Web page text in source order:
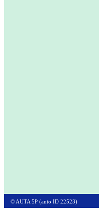
© AUTA 5P (auto ID 22523)